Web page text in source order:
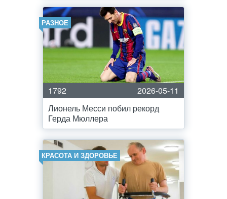
РАЗНОЕ
1792
2026-05-11
Лионель Месси побил рекорд
Герда Мюллера
КРАСОТА И ЗДОРОВЬЕ